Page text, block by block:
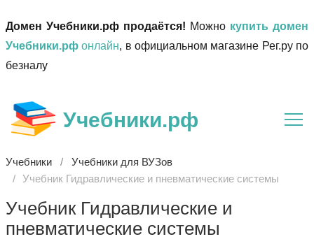
Домен Учебники.рф продаётся! Можно купить домен
Учебники.рф онлайн, в официальном магазине Рег.ру по
безналу
Учебники.рф
Учебники
Учебники для ВУЗов
Учебник Гидравлические и пневматические системы
Учебник Гидравлические и
пневматические системы